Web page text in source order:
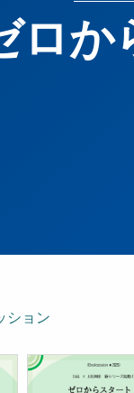
ビロ
日
ション